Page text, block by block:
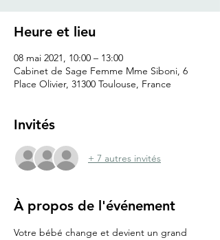
Heure et lieu
08 mai 2021, 10:00 – 13:00
Cabinet de Sage Femme Mme Siboni, 6
Place Olivier, 31300 Toulouse, France
Invités
+ 7 autres invités
À propos de l'événement
Votre bébé change et devient un grand